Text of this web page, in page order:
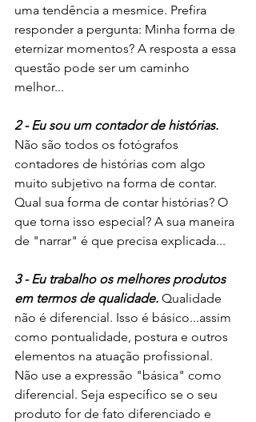
uma tendência a mesmice. Prefira
responder a pergunta: Minha forma de
eternizar momentos? A resposta a essa
questão pode ser um caminho
melhor...
2 - Eu sou um contador de histórias.
Não são todos os fotógrafos
contadores de histórias com algo
muito subjetivo na forma de contar.
Qual sua forma de contar histórias? O
que torna isso especial? A sua maneira
de "narrar" é que precisa explicada...
3 - Eu trabalho os melhores produtos
em termos de qualidade. Qualidade
não é diferencial. Isso é básico...assim
como pontualidade, postura e outros
elementos na atuação profissional.
Não use a expressão "básica" como
diferencial. Seja específico se o seu
produto for de fato diferenciado e